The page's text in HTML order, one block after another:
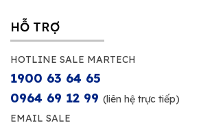
HỖ TRỢ
HOTLINE SALE MARTECH
1900 63 64 65
0964 69 12 99 (liên hệ trực tiếp)
EMAIL SALE